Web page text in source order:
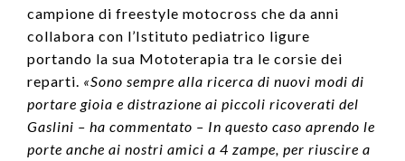
campione di freestyle motocross che da anni
collabora con l’Istituto pediatrico ligure
portando la sua Mototerapia tra le corsie dei
reparti. «Sono sempre alla ricerca di nuovi modi di
portare gioia e distrazione ai piccoli ricoverati del
Gaslini – ha commentato – In questo caso aprendo le
porte anche ai nostri amici a 4 zampe, per riuscire a